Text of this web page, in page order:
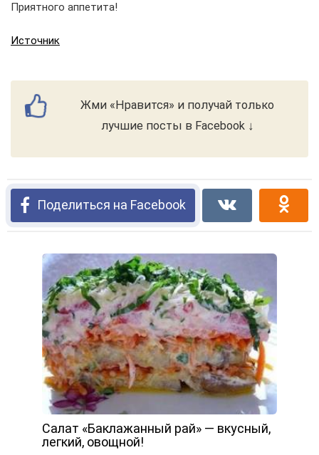
Приятного аппетита!
Источник
Жми «Нравится» и получай только
лучшие посты в Facebook ↓
Поделиться на Facebook
Салат «Баклажанный рай» — вкусный,
легкий, овощной!